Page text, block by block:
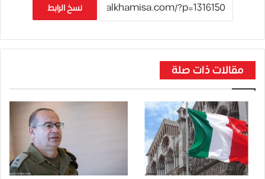
نسخ الرابط
مقالات ذات صلة